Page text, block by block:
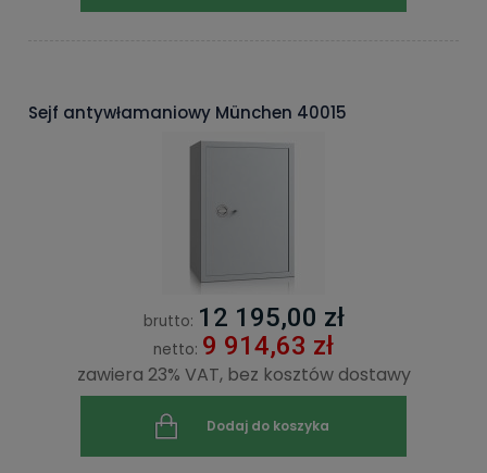
Sejf antywłamaniowy München 40015
brutto: 12 195,00 zł
netto: 9 914,63 zł
zawiera 23% VAT, bez kosztów dostawy
Dodaj do koszyka